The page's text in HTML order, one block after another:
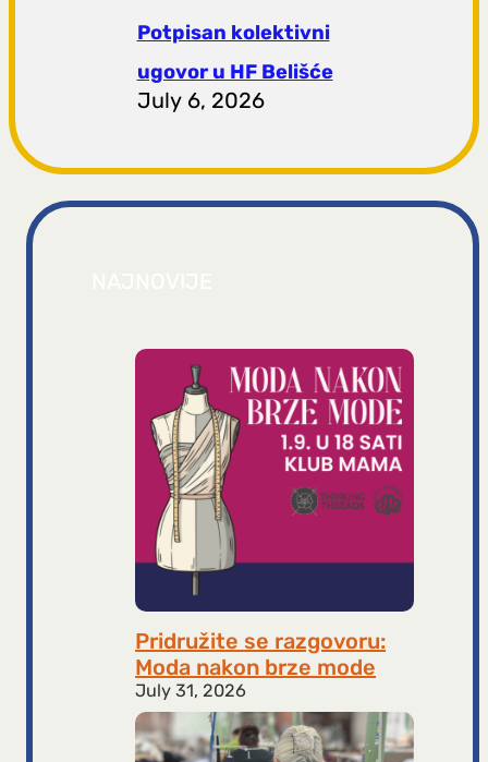
Potpisan kolektivni
ugovor u HF Belišće
July 6, 2026
Pridružite se razgovoru:
Moda nakon brze mode
July 31, 2026